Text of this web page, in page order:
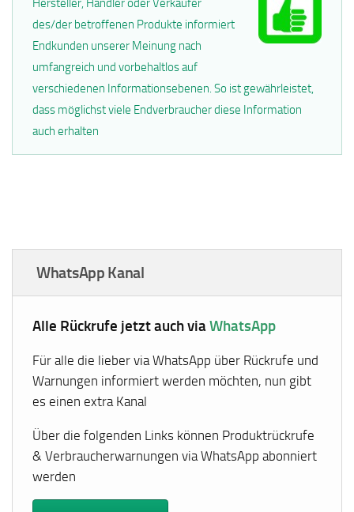
des/der betroffenen Produkte informiert
Endkunden unserer Meinung nach
umfangreich und vorbehaltlos auf
verschiedenen Informationsebenen. So ist gewährleistet,
dass möglichst viele Endverbraucher diese Information
auch erhalten
WhatsApp Kanal
Alle Rückrufe jetzt auch viaWhatsApp
Für alle die lieber via WhatsApp über Rückrufe und
Warnungen informiert werden möchten, nun gibt
es einen extra Kanal
Über die folgenden Links können Produktrückrufe
& Verbraucherwarnungen via WhatsApp abonniert
werden